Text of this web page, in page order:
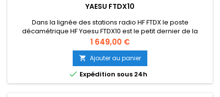
YAESU FTDX10
Dans la lignée des stations radio HF FTDX le poste
décamétrique HF Yaesu FTDX10 est le petit dernier de la
technologie SDR, avec une puissance de 100W max. Doté
d'un large écran tactile couleur de 5 pouces (12,6cm) avec
un affichage spectral en 3D. Le FT-DX10 est fourni avec 1
microphone à main SSM-75E, 1 câble d'alimentation 12V avec
fusible, 1...
Prix
1 649,00 €
 Ajouter au panier
 Expédition sous 24h